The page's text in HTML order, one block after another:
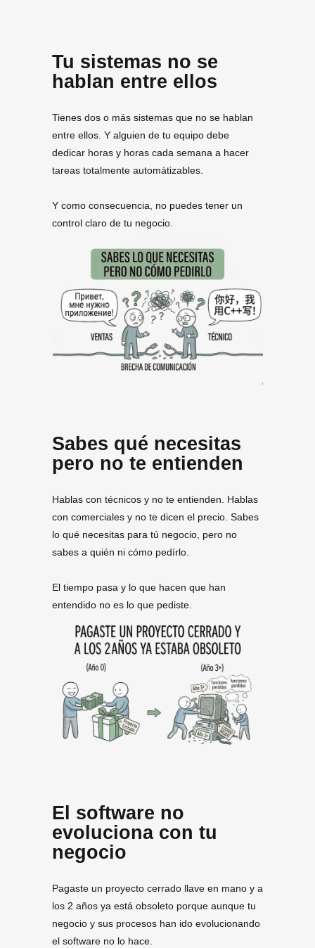
Tu sistemas no se
hablan entre ellos
Tienes dos o más sistemas que no se hablan
entre ellos. Y alguien de tu equipo debe
dedicar horas y horas cada semana a hacer
tareas totalmente automátizables.
Y como consecuencia, no puedes tener un
control claro de tu negocio.
Sabes qué necesitas
pero no te entienden
Hablas con técnicos y no te entienden. Hablas
con comerciales y no te dicen el precio. Sabes
lo qué necesitas para tú negocio, pero no
sabes a quién ni cómo pedírlo.
El tiempo pasa y lo que hacen que han
entendido no es lo que pediste.
El software no
evoluciona con tu
negocio
Pagaste un proyecto cerrado llave en mano y a
los 2 años ya está obsoleto porque aunque tu
negocio y sus procesos han ido evolucionando
el software no lo hace.